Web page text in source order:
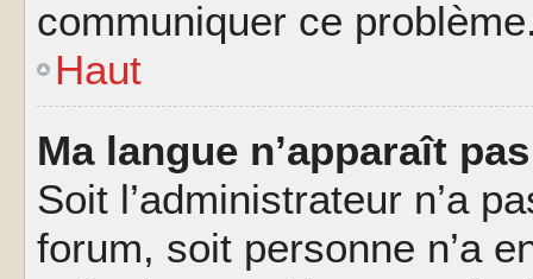
communiquer ce
Haut
Ma langue n’apparaît
Soit l’administrateur n’a
forum, soit personne n’a